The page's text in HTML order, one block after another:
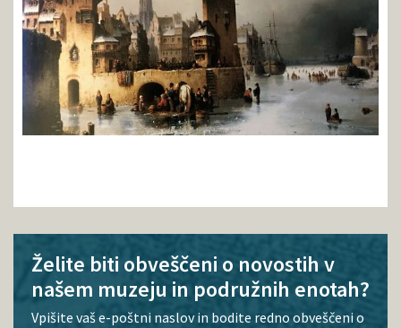
Želite biti obveščeni o novostih v
našem muzeju in podružnih enotah?
Vpišite vaš e-poštni naslov in bodite redno obveščeni o